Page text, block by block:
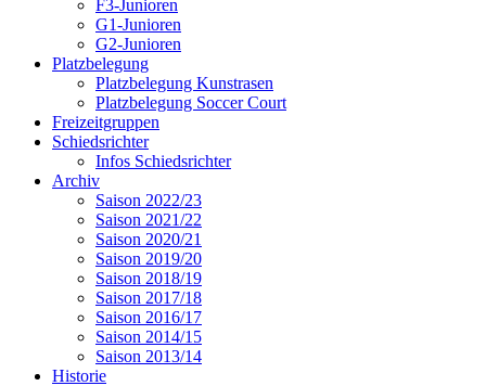
F3-Junioren
G1-Junioren
G2-Junioren
Platzbelegung
Platzbelegung Kunstrasen
Platzbelegung Soccer Court
Freizeitgruppen
Schiedsrichter
Infos Schiedsrichter
Archiv
Saison 2022/23
Saison 2021/22
Saison 2020/21
Saison 2019/20
Saison 2018/19
Saison 2017/18
Saison 2016/17
Saison 2014/15
Saison 2013/14
Historie